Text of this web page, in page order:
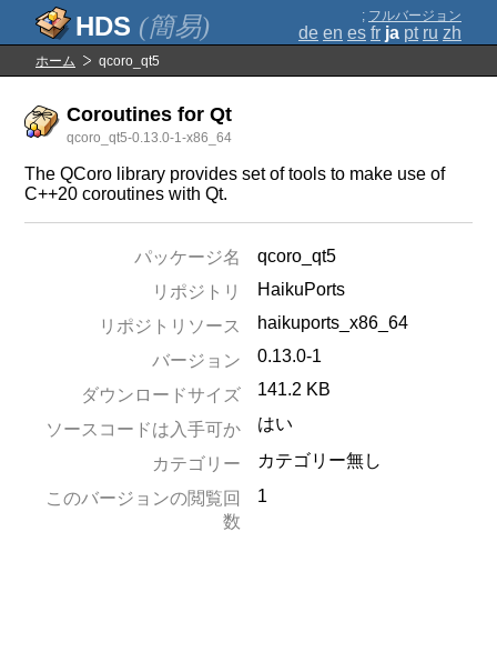
(簡易) ; フルバージョン
de en es fr ja pt ru zh
ホーム qcoro_qt5
Coroutines for Qt
qcoro_qt5-0.13.0-1-x86_64
The QCoro library provides set of tools to make use of
C++20 coroutines with Qt.
パッケージ名
qcoro_qt5
リポジトリ
HaikuPorts
リポジトリソース
haikuports_x86_64
バージョン
0.13.0-1
ダウンロードサイズ 141.2 KB
ソースコードは入手可か はい
カテゴリー
カテゴリー無し
このバージョンの閲覧回
数
1